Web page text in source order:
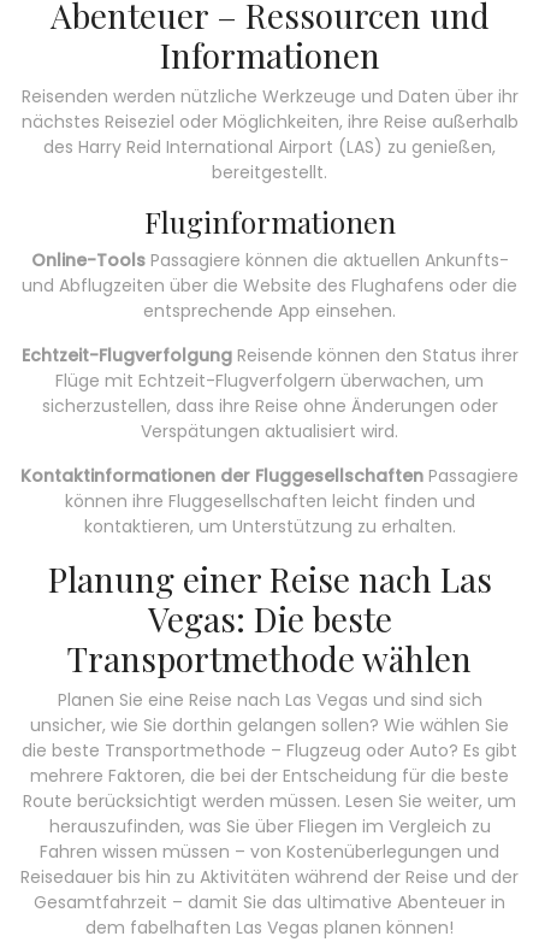
Abenteuer – Ressourcen und
Informationen
Reisenden werden nützliche Werkzeuge und Daten über ihr
nächstes Reiseziel oder Möglichkeiten, ihre Reise außerhalb
des Harry Reid International Airport (LAS) zu genießen,
bereitgestellt.
Fluginformationen
Online-ToolsPassagiere können die aktuellen Ankunfts-
und Abflugzeiten über die Website des Flughafens oder die
entsprechende App einsehen.
Echtzeit-FlugverfolgungReisende können den Status ihrer
Flüge mit Echtzeit-Flugverfolgern überwachen, um
sicherzustellen, dass ihre Reise ohne Änderungen oder
Verspätungen aktualisiert wird.
Kontaktinformationen der Fluggesellschaften Passagiere
können ihre Fluggesellschaften leicht finden und
kontaktieren, um Unterstützung zu erhalten.
Planung einer Reise nach Las
Vegas: Die beste
Transportmethode wählen
Planen Sie eine Reise nach Las Vegas und sind sich
unsicher, wie Sie dorthin gelangen sollen? Wie wählen Sie
die beste Transportmethode – Flugzeug oder Auto? Es gibt
mehrere Faktoren, die bei der Entscheidung für die beste
Route berücksichtigt werden müssen. Lesen Sie weiter, um
herauszufinden, was Sie über Fliegen im Vergleich zu
Fahren wissen müssen – von Kostenüberlegungen und
Reisedauer bis hin zu Aktivitäten während der Reise und der
Gesamtfahrzeit – damit Sie das ultimative Abenteuer in
dem fabelhaften Las Vegas planen können!